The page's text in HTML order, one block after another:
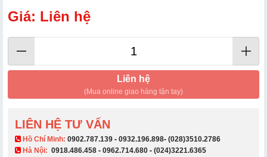
Giá: Liên hệ
Liên hệ
(Mua online giao hàng tận tay)
LIÊN HỆ TƯ VẤN
​ Hồ Chí Minh: 0902.787.139 - 0932.196.898- (028)3510.2786
Hà Nội: 0918.486.458 - 0962.714.680 - (024)3221.6365